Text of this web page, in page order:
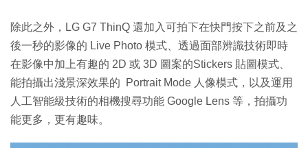
除此之外，LG G7 ThinQ 還加入可拍下在快門按下之前及之
後一秒的影像的 Live Photo 模式、透過面部辨識技術即時
在影像中加上有趣的 2D 或 3D 圖案的Stickers 貼圖模式、
能拍攝出淺景深效果的 Portrait Mode 人像模式，以及運用
人工智能級技術的相機搜尋功能 Google Lens 等，拍攝功
能更多，更有趣味。